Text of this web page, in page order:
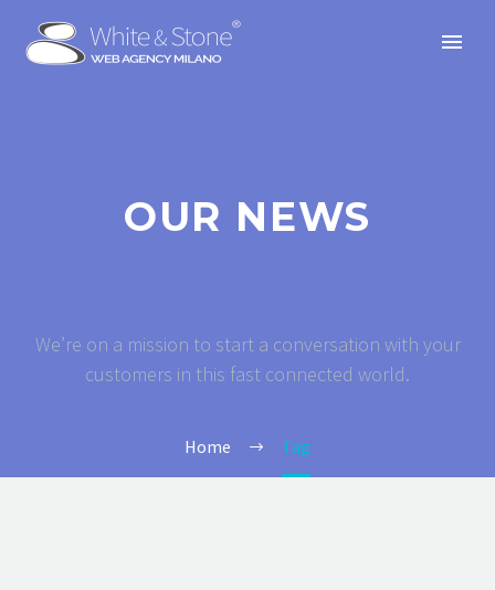
OUR NEWS
We’re on a mission to start a conversation with your
customers in this fast connected world.
Home Tag